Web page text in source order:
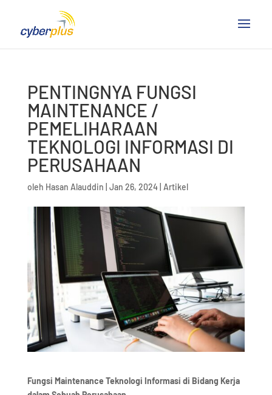
PENTINGNYA FUNGSI
MAINTENANCE /
PEMELIHARAAN
TEKNOLOGI INFORMASI DI
PERUSAHAAN
oleh Hasan Alauddin Jan 26, 2024| Artikel
Fungsi Maintenance Teknologi Informasi di Bidang Kerja